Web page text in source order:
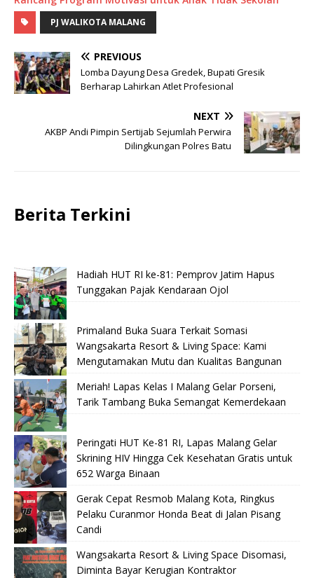
PJ WALIKOTA MALANG
PREVIOUS
Lomba Dayung Desa Gredek, Bupati Gresik
Berharap Lahirkan Atlet Profesional
NEXT
AKBP Andi Pimpin Sertijab Sejumlah Perwira
Dilingkungan Polres Batu
Berita Terkini
Hadiah HUT RI ke-81: Pemprov Jatim Hapus
Tunggakan Pajak Kendaraan Ojol
Primaland Buka Suara Terkait Somasi
Wangsakarta Resort & Living Space: Kami
Mengutamakan Mutu dan Kualitas Bangunan
Meriah! Lapas Kelas I Malang Gelar Porseni,
Tarik Tambang Buka Semangat Kemerdekaan
Peringati HUT Ke-81 RI, Lapas Malang Gelar
Skrining HIV Hingga Cek Kesehatan Gratis untuk
652 Warga Binaan
Gerak Cepat Resmob Malang Kota, Ringkus
Pelaku Curanmor Honda Beat di Jalan Pisang
Candi
Wangsakarta Resort & Living Space Disomasi,
Diminta Bayar Kerugian Kontraktor